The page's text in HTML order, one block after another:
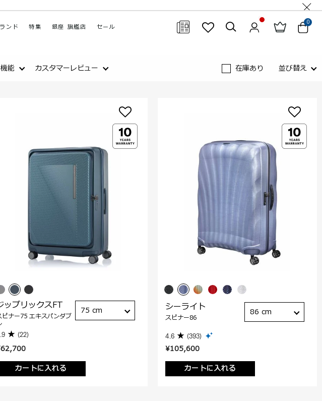
ンド 特集 銀座 旗艦店 セール
0
閉じる
機能 カスタマーレビュー 在庫あり 並び替え
カートに入れる
ップリックスFT
ピナー75 エキスパンダブ
(22)
75 cm
¥105,600
カートに入れる
シーライト
スピナー86
4.6 (393)
86 cm